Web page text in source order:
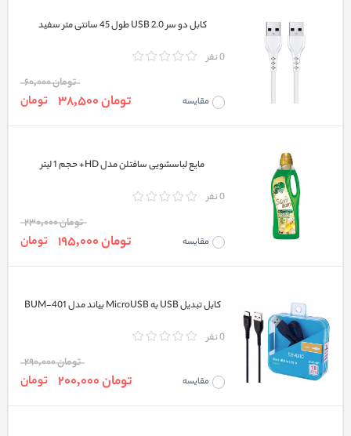
کابل دو سر USB 2.0 طول 45 سانتی متر سفید
0 نفر
مقایسه
تومان 60,000
تومان 38,500 تومان
مایع لباسشویی سافتلن مدل HD+ حجم 1 لیتر
0 نفر
مقایسه
تومان 230,000
تومان 195,000 تومان
کابل تبدیل USB به MicroUSB بیاند مدل BUM-401
0 نفر
مقایسه
تومان 290,000
تومان 200,000 تومان